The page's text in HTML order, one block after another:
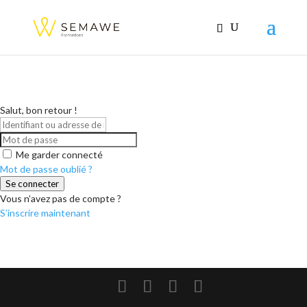
Salut, bon retour !
Me garder connecté
Mot de passe oublié ?
Se connecter
Vous n’avez pas de compte ?
S’inscrire maintenant